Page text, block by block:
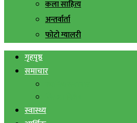
कला साहित्य
अन्तर्वार्ता
फोटो ग्यालरी
गृहपृष्ठ
समाचार
स्वास्थ्य